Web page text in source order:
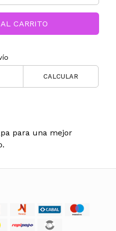
CARRITO
CALCULAR
para una mejor